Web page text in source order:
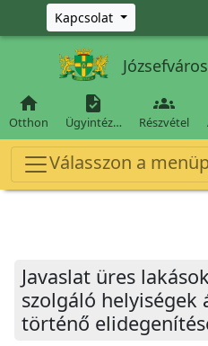
Ugrás a fő tartalomra
Kapcsolat

Otthon

Ügyintéz…

Részvétel
Válasszon a
Javaslat üres
szolgáló helyiségek
történő